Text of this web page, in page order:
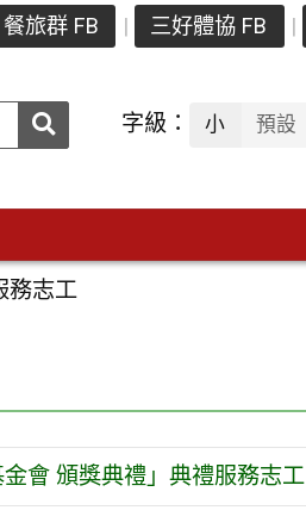
餐旅群 FB 三好體協 FB
送出 字級： 小 預設
務志工
會 頒獎典禮」典禮服務志工